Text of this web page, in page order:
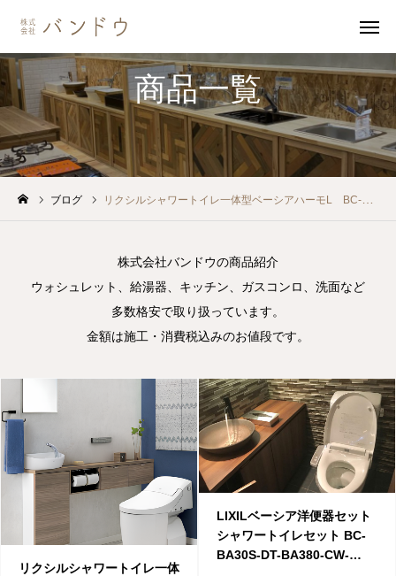
商品一覧
ブログ リクシルシャワートイレ一体型ベーシアハーモL BC-BL10SU-DT-BL113U¥158,000
株式会社バンドウの商品紹介
ウォシュレット、給湯器、キッチン、ガスコンロ、洗面など
多数格安で取り扱っています。
金額は施工・消費税込みのお値段です。
リクシルシャワートイレ一体
LIXILベーシア洋便器セット
シャワートイレセット BC-
BA30S-DT-BA380-CW-
無料見積・お問い合わせ
施工風景 友達追加
事業内容
事業内容
修理・配管洗浄
おすすめ商品
お問い合わせ